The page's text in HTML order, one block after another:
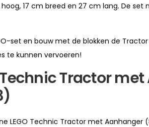
17 cm breed en 27 cm lang. De set
set en bouw met de blokken de
te kunnen vervoeren!
Technic Tractor
LEGO Technic Tractor met Aanhanger